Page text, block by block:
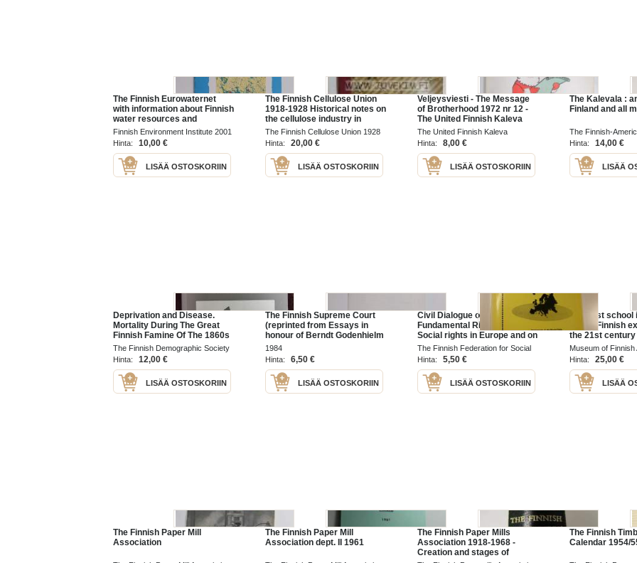
The Finnish Eurowaternet
with information about Finnish
water resources and
monitoring strategies
Finnish Environment Institute 2001
Hinta:
10,00 €
LISÄÄ OSTOSKORIIN
The Finnish Cellulose Union
1918-1928 Historical notes on
the cellulose industry in
Finland
The Finnish Cellulose Union 1928
Hinta:
20,00 €
LISÄÄ OSTOSKORIIN
Veljeysviesti - The Message
of Brotherhood 1972 nr 12 -
The United Finnish Kaleva
Brothers and Sisters -
Yhdistyneet Suomalaiset
Kaleva Veljet ja Sisaret
The United Finnish Kaleva
Brothers and Sisters 1972
Hinta: 8,00 €
LISÄÄ OSTOSKORIIN
The Kalevala :
Finland and all
The Finnish-
Institute, The
Foundation 1985
Hinta: 14,00 €
LISÄÄ
Deprivation and Disease.
Mortality During The Great
Finnish Famine Of The 1860s
The Finnish Demographic Society
1993
Hinta: 12,00 €
LISÄÄ OSTOSKORIIN
The Finnish Supreme Court
(reprinted from Essays in
honour of Berndt Godenhielm
E.J. Manner, Sigurd von
Numers Publications of the
Finnish Branch of the
Internati...
1984
Hinta:
6,50 €
LISÄÄ OSTOSKORIIN
Civil Dialogue on
Fundamental Rights and
Social rights in Europe and on
EU's Social Policy : The
Challenges and prospects of
social policy and social rights
in th...
The Finnish Federation for Social
Welfare
Hinta: 5,50 €
LISÄÄ OSTOSKORIIN
The best
seven Finnish
the 21st century
Museum of
2011
Hinta: 25,00 €
LISÄÄ
The Finnish Paper Mill
Association
The Finnish Paper Mill
Association dept. II 1961
The Finnish Paper Mills
Association 1918-1968 -
Creation and stages of
The Finnish
Calendar 1954/